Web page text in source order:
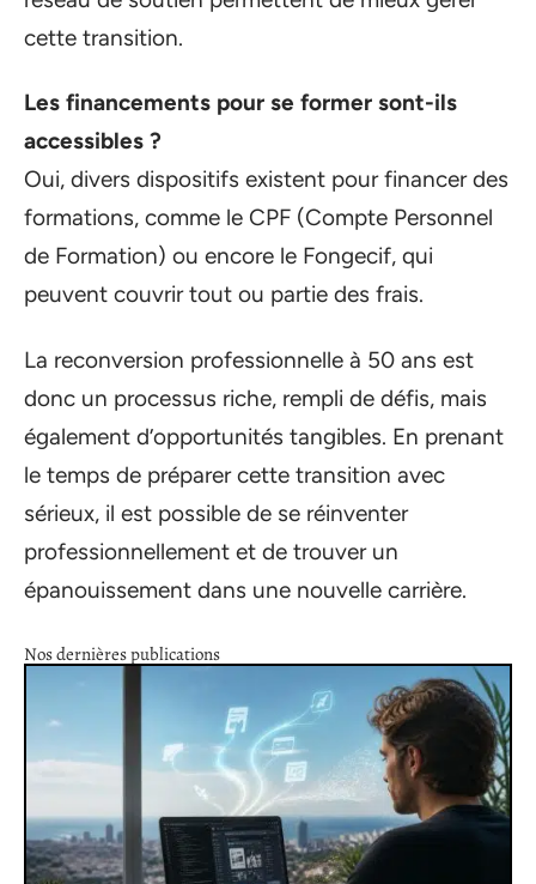
cette transition.
Les financements pour se former sont-ils
accessibles ?
Oui, divers dispositifs existent pour financer des
formations, comme le CPF (Compte Personnel
de Formation) ou encore le Fongecif, qui
peuvent couvrir tout ou partie des frais.
La reconversion professionnelle à 50 ans est
donc un processus riche, rempli de défis, mais
également d’opportunités tangibles. En prenant
le temps de préparer cette transition avec
sérieux, il est possible de se réinventer
professionnellement et de trouver un
épanouissement dans une nouvelle carrière.
Nos dernières publications